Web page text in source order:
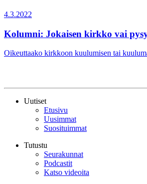
4.3.2022
Kolumni: Jokaisen kirkko vai
Oikeuttaako kirkkoon kuulumisen tai
Uutiset
Etusivu
Uusimmat
Suosituimmat
Tutustu
Seurakunnat
Podcastit
Katso videoita